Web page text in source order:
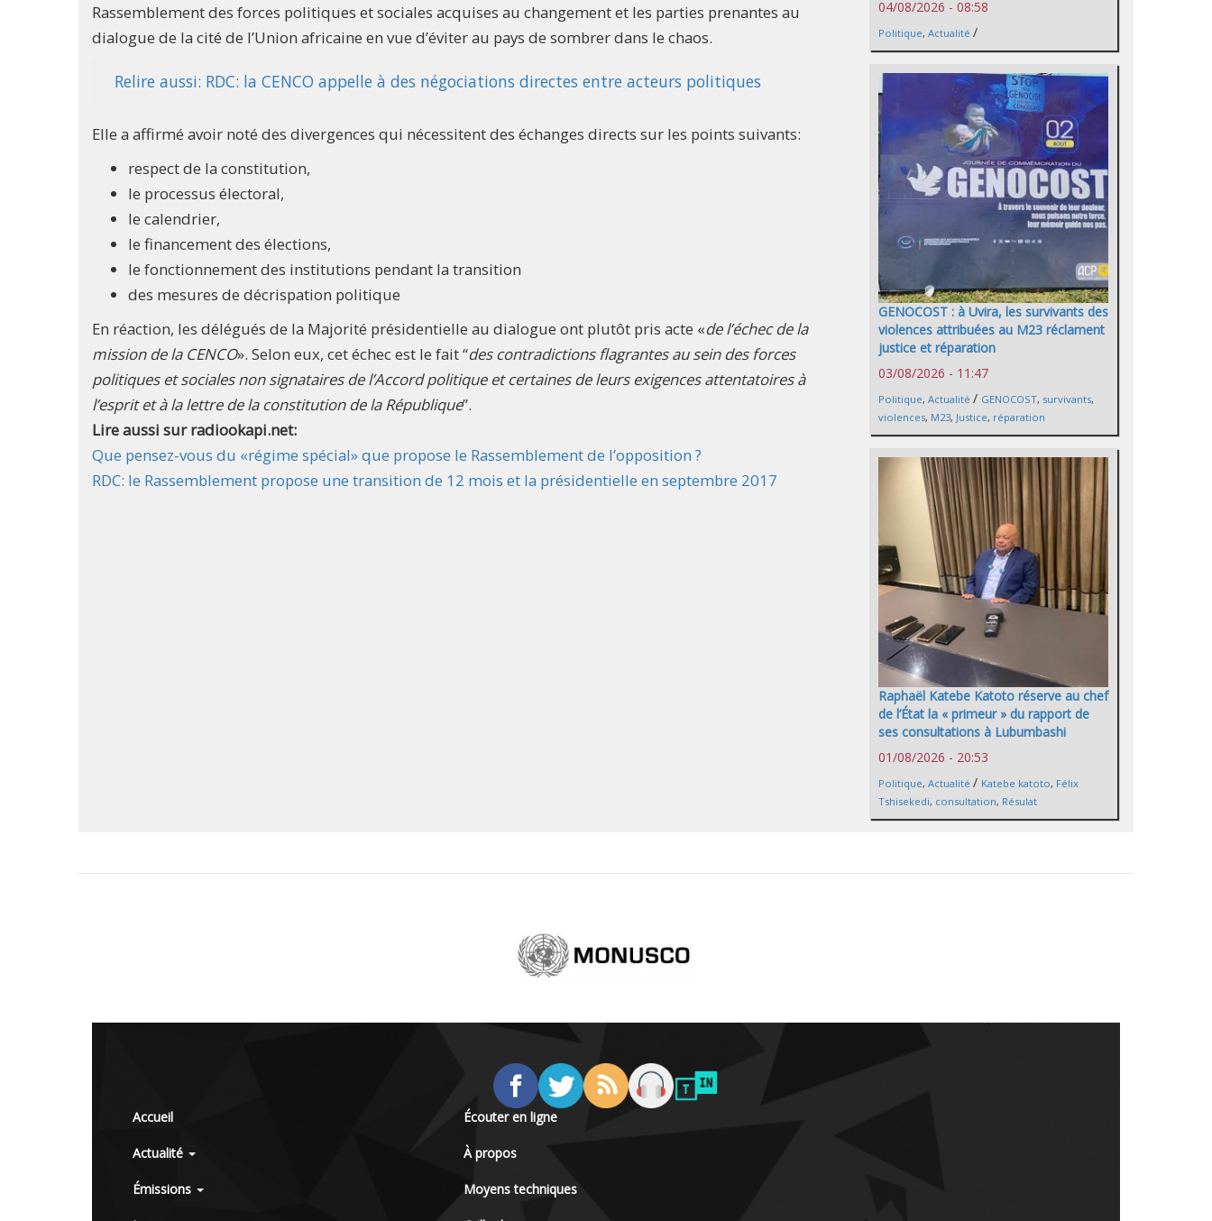
Rassemblement des forces politiques et sociales acquises au changement et les parties prenantes au
dialogue de la cité de l’Union africaine en vue d’éviter au pays de sombrer dans le chaos.
Relire aussi: RDC: la CENCO appelle à des négociations directes entre acteurs politiques
Elle a affirmé avoir noté des divergences qui nécessitent des échanges directs sur les points suivants:
respect de la constitution,
le processus électoral,
le calendrier,
le financement des élections,
le fonctionnement des institutions pendant la transition
des mesures de décrispation politique
En réaction, les délégués de la Majorité présidentielle au dialogue ont plutôt pris acte «de l’échec de la
mission de la CENCO». Selon eux, cet échec est le fait “des contradictions flagrantes au sein des forces
politiques et sociales non signataires de l’Accord politique et certaines de leurs exigences attentatoires à
l’esprit et à la lettre de la constitution de la République”.
Lire aussi sur radiookapi.net:
Que pensez-vous du «régime spécial» que propose le Rassemblement de l’opposition ?
RDC: le Rassemblement propose une transition de 12 mois et la présidentielle en septembre 2017
04/08/2026 - 08:58
Politique, Actualité /
GENOCOST : à Uvira, les survivants des
violences attribuées au M23 réclament
justice et réparation
03/08/2026 - 11:47
Politique, Actualité / GENOCOST, survivants,
violences, M23, Justice, réparation
Raphaël Katebe Katoto réserve au chef
de l’État la « primeur » du rapport de
ses consultations à Lubumbashi
01/08/2026 - 20:53
Politique, Actualité / Katebe katoto, Félix
Tshisekedi, consultation, Résulat
Accueil
Actualité
Émissions
Écouter en ligne
À propos
Moyens techniques